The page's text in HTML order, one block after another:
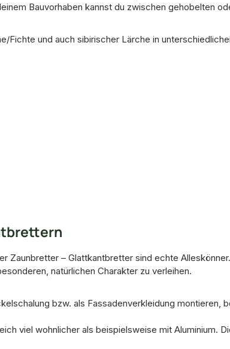
Bauvorhaben kannst du zwischen gehobelten
Fichte und auch sibirischer Lärche in
Zaunbretter – Glattkantbretter sind echte
natürlichen Charakter zu verleihen.
bzw. als Fassadenverkleidung montieren,
viel wohnlicher als beispielsweise mit Aluminium.